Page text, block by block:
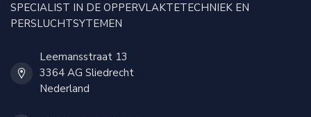
SPECIALIST IN DE OPPERVLAKTETECHNIEK EN
PERSLUCHTSYTEMEN
Leemansstraat 13
3364 AG Sliedrecht
Nederland